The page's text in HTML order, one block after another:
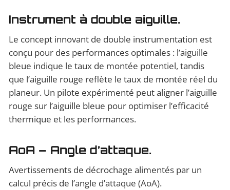
Instrument à double aiguille.
Le concept innovant de double instrumentation est
conçu pour des performances optimales : l’aiguille
bleue indique le taux de montée potentiel, tandis
que l’aiguille rouge reflète le taux de montée réel du
planeur. Un pilote expérimenté peut aligner l’aiguille
rouge sur l’aiguille bleue pour optimiser l’efficacité
thermique et les performances.
AoA – Angle d’attaque.
Avertissements de décrochage alimentés par un
calcul précis de l’angle d’attaque (AoA).